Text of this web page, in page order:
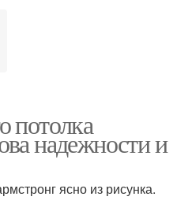
потолка
надежности и
ясно из рисунка.